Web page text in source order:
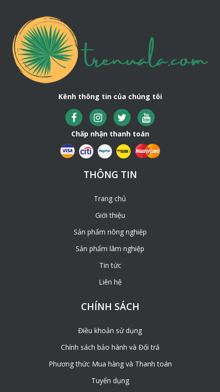
Kênh thông tin của chúng tôi
Chấp nhận thanh toán
THÔNG TIN
Trang chủ
Giới thiệu
Sản phẩm nông nghiệp
Sản phẩm lâm nghiệp
Tin tức
Liên hệ
CHÍNH SÁCH
Điều khoản sử dụng
Chính sách bảo hành và Đổi trả
Phương thức Mua hàng và Thanh toán
Tuyển dụng